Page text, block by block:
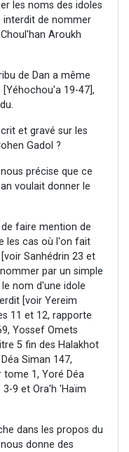
les noms des idoles
interdit de nommer
Aroukh
de Dan a même
[Yéhochou'a 19-47],
et gravé sur les
Gadol ?
précise que ce
voulait donner le
faire mention de
les cas où l'on fait
Sanhédrin 23 et
par un simple
nom d'une idole
[voir Yereim
11 et 12, rapporte
Yossef Omets
5 fin des Halakhot
Siman 147,
tome 1, Yoré Déa
3-9 et Ora'h 'Haïm
dans les propos du
donne des